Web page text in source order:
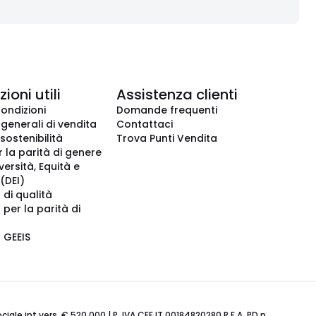
utili
di vendita
la parità di genere
Equità e
qualità
per la parità di
Assistenza clienti
Domande frequenti
Contattaci
Trova Punti Vendita